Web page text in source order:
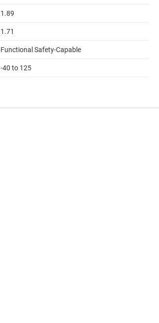
1.89
1.71
Functional Safety-Capable
-40 to 125